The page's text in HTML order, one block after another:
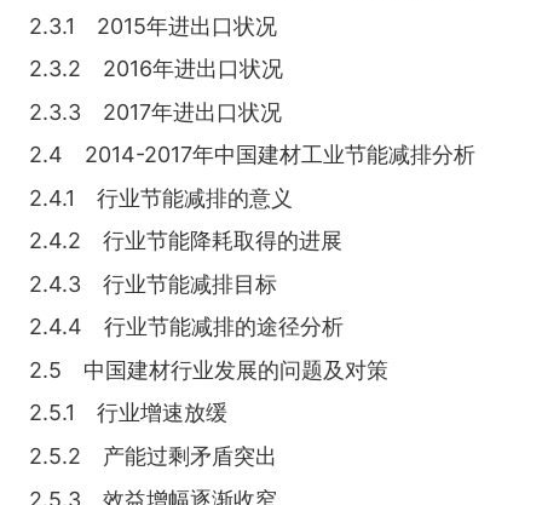
2.3.1 2015年进出口状况
2.3.2 2016年进出口状况
2.3.3 2017年进出口状况
2.4 2014-2017年中国建材工业节能减排分析
2.4.1 行业节能减排的意义
2.4.2 行业节能降耗取得的进展
2.4.3 行业节能减排目标
2.4.4 行业节能减排的途径分析
2.5 中国建材行业发展的问题及对策
2.5.1 行业增速放缓
2.5.2 产能过剩矛盾突出
2.5.3 效益增幅逐渐收窄